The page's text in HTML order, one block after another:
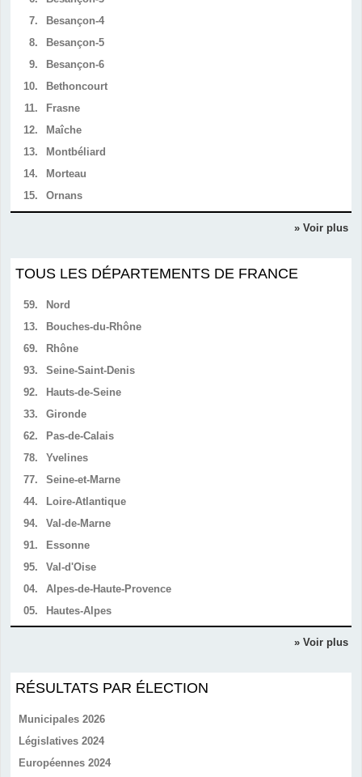
7.
Besançon-4
8.
Besançon-5
9.
Besançon-6
10.
Bethoncourt
11.
Frasne
12.
Maîche
13.
Montbéliard
14.
Morteau
15.
Ornans
» Voir plus
TOUS LES DÉPARTEMENTS DE FRANCE
59.
Nord
13.
Bouches-du-Rhône
69.
Rhône
93.
Seine-Saint-Denis
92.
Hauts-de-Seine
33.
Gironde
62.
Pas-de-Calais
78.
Yvelines
77.
Seine-et-Marne
44.
Loire-Atlantique
94.
Val-de-Marne
91.
Essonne
95.
Val-d'Oise
04.
Alpes-de-Haute-Provence
05.
Hautes-Alpes
» Voir plus
RÉSULTATS PAR ÉLECTION
Municipales 2026
Législatives 2024
Européennes 2024